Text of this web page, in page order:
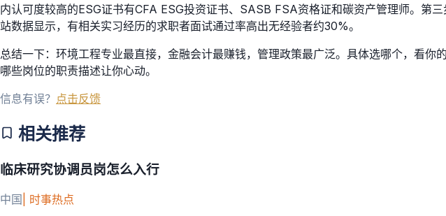
内认可度较高的ESG证书有CFA ESG投资证书、SASB FSA资格证和碳资产管理师。第
站数据显示，有相关实习经历的求职者面试通过率高出无经验者约30%。
总结一下：环境工程专业最直接，金融会计最赚钱，管理政策最广泛。具体选哪个，看你
哪些岗位的职责描述让你心动。
信息有误？ 点击反馈
相关推荐
临床研究协调员岗怎么入行
中国
时事热点